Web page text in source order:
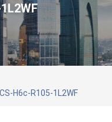
H6c-R105-1L2WF